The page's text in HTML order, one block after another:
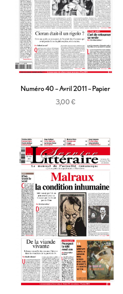
Numéro 40 – Avril 2011 – Papier
3,00€